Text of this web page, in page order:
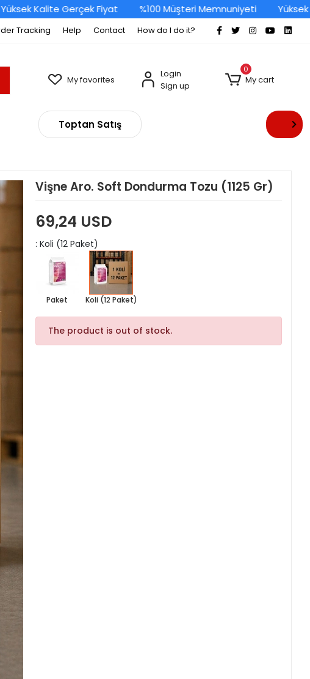
Kalite Gerçek Fiyat %100 Müşteri Memnuniyeti Yüksek
Tracking Help Contact How do I do it?
My favorites
Login
Sign up
0
My cart
Toptan Satış
Vişne Aro. Soft Dondurma Tozu (1125 Gr)
69,24 USD
: Koli (12 Paket)
Paket Koli (12 Paket)
The product is out of stock.